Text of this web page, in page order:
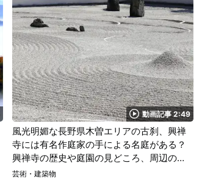
動画記事 2:49
風光明媚な長野県木曽エリアの古刹、興禅
寺には有名作庭家の手による名庭がある？
興禅寺の歴史や庭園の見どころ、周辺の観
光情報をチェックしよう！
芸術・建築物